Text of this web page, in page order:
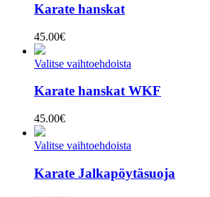
Karate hanskat
45.00€
Valitse vaihtoehdoista
Karate hanskat WKF
45.00€
Valitse vaihtoehdoista
Karate Jalkapöytäsuoja